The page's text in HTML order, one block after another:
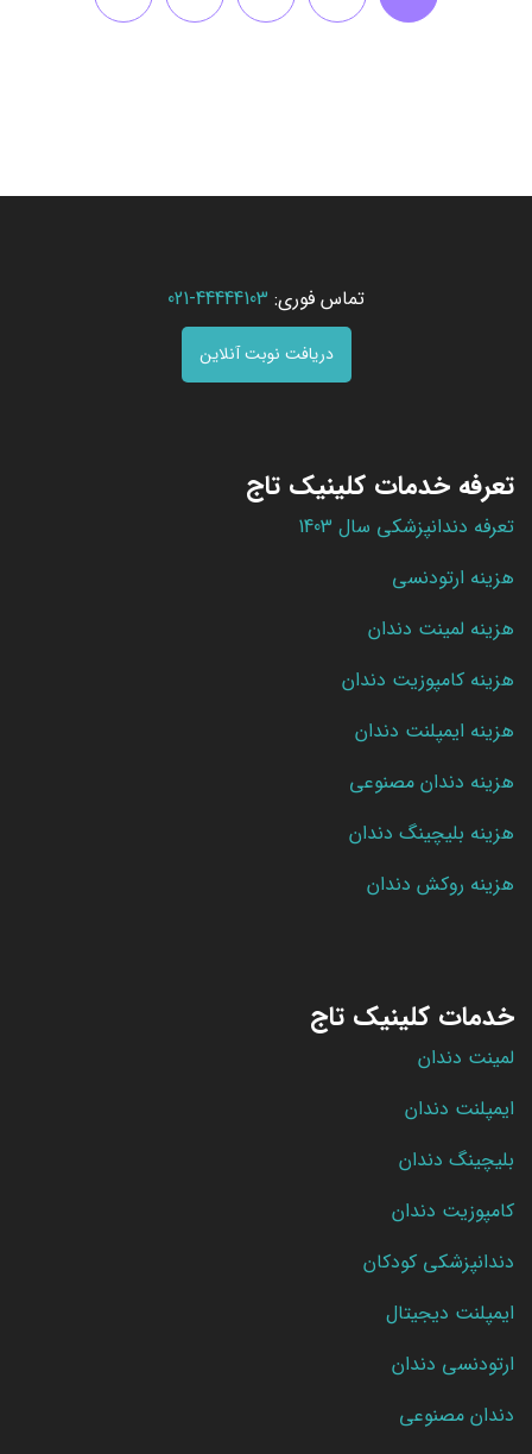
تماس فوری: 44444103-021
دریافت نوبت آنلاین
تعرفه خدمات کلینیک تاج
تعرفه دندانپزشکی سال 1403
هزینه ارتودنسی
هزینه لمینت دندان
هزینه کامپوزیت دندان
هزینه ایمپلنت دندان
هزینه دندان مصنوعی
هزینه بلیچینگ دندان
هزینه روکش دندان
خدمات کلینیک تاج
لمینت دندان
ایمپلنت دندان
بلیچینگ دندان
کامپوزیت دندان
دندانپزشکی کودکان
ایمپلنت دیجیتال
ارتودنسی دندان
دندان مصنوعی